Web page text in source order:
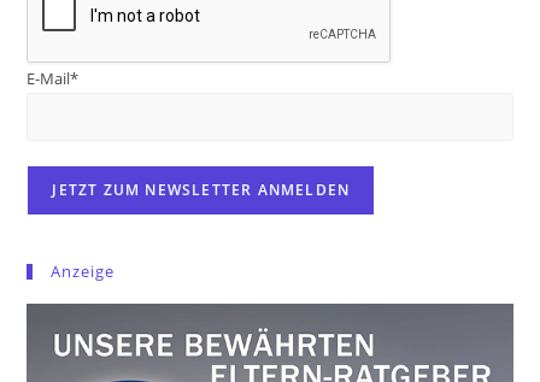
E-Mail*
Anzeige